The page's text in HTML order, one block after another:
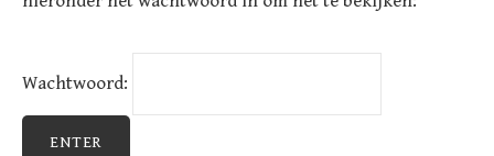
Wachtwoord: